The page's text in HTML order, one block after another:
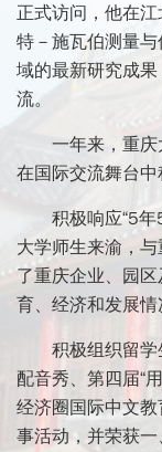
正式访问，他在
特－施瓦伯测量
域的最新研究成
流。
一年来，重庆
在国际交流舞台中
积极响应“5
大学师生来渝，
了重庆企业、园
育、经济和发展情
积极组织留
配音秀、第四届“
经济圈国际中文
事活动，并荣获